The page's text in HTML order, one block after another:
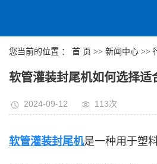
您当前的位置 ： 首 页 >> 新闻中心 >>
软管灌装封尾机如何选择适
2024-09-12 113次
软管灌装封尾机是一种用于塑